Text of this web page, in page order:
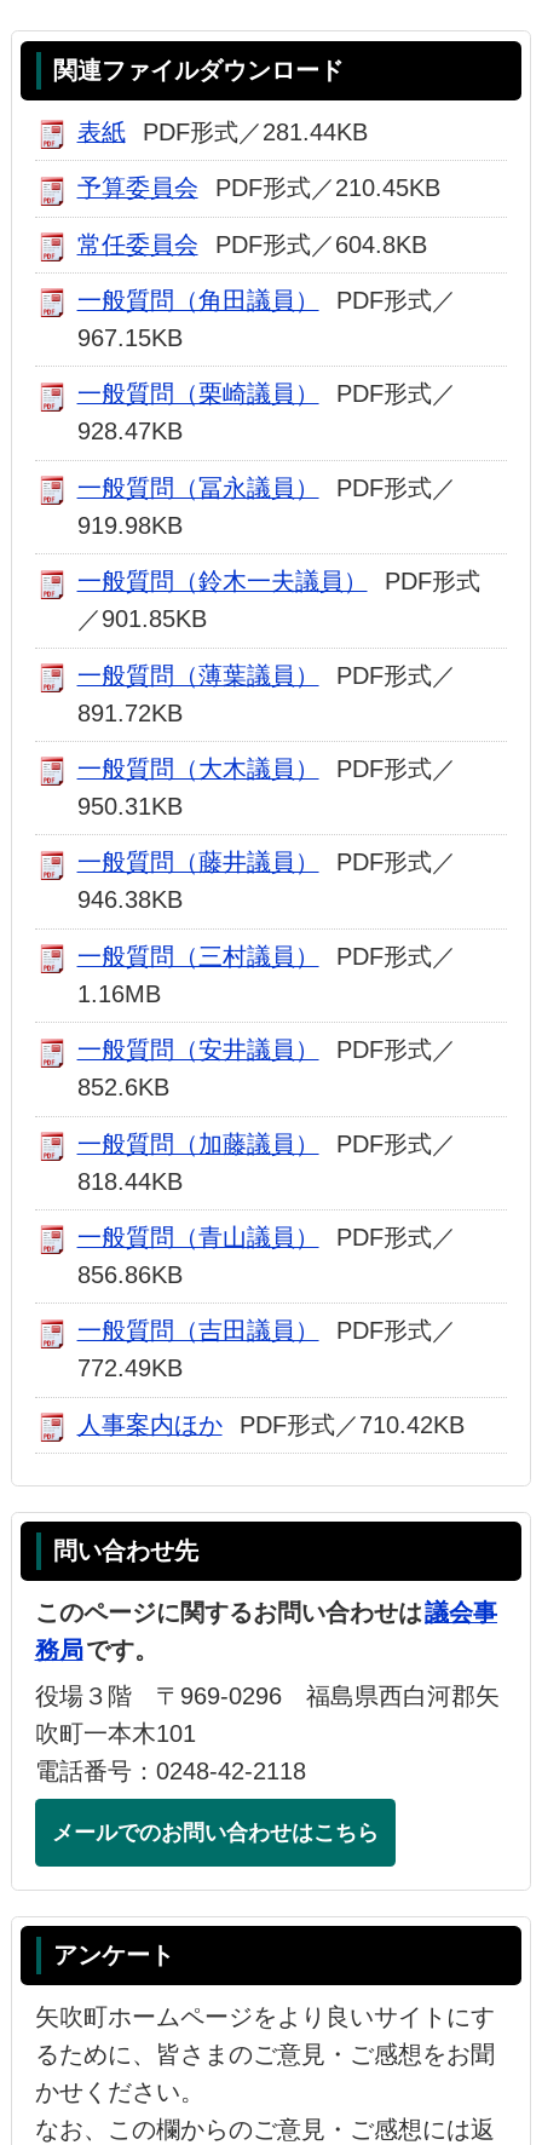
関連ファイルダウンロード
表紙 PDF形式／281.44KB
予算委員会 PDF形式／210.45KB
常任委員会 PDF形式／604.8KB
一般質問（角田議員）
PDF形式／
967.15KB
一般質問（栗崎議員）
PDF形式／
928.47KB
一般質問（冨永議員）
PDF形式／
919.98KB
一般質問（鈴木一夫議員）
PDF形式
／901.85KB
一般質問（薄葉議員）
PDF形式／
891.72KB
一般質問（大木議員）
PDF形式／
950.31KB
一般質問（藤井議員）
PDF形式／
946.38KB
一般質問（三村議員）
PDF形式／
1.16MB
一般質問（安井議員）
PDF形式／
852.6KB
一般質問（加藤議員）
PDF形式／
818.44KB
一般質問（青山議員）
PDF形式／
856.86KB
一般質問（吉田議員）
PDF形式／
772.49KB
人事案内ほか PDF形式／710.42KB
問い合わせ先
このページに関するお問い合わせは議会事
務局です。
役場３階 〒969-0296 福島県西白河郡矢
吹町一本木101
電話番号：0248-42-2118
メールでのお問い合わせはこちら
アンケート
矢吹町ホームページをより良いサイトにす
るために、皆さまのご意見・ご感想をお聞
かせください。
なお、この欄からのご意見・ご感想には返